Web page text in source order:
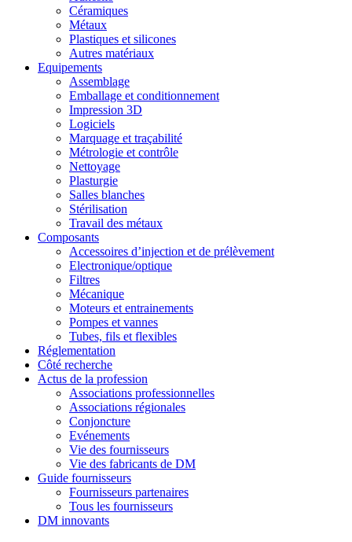
Céramiques
Métaux
Plastiques et silicones
Autres matériaux
Equipements
Assemblage
Emballage et conditionnement
Impression 3D
Logiciels
Marquage et traçabilité
Métrologie et contrôle
Nettoyage
Plasturgie
Salles blanches
Stérilisation
Travail des métaux
Composants
Accessoires d’injection et de prélèvement
Electronique/optique
Filtres
Mécanique
Moteurs et entrainements
Pompes et vannes
Tubes, fils et flexibles
Réglementation
Côté recherche
Actus de la profession
Associations professionnelles
Associations régionales
Conjoncture
Evénements
Vie des fournisseurs
Vie des fabricants de DM
Guide fournisseurs
Fournisseurs partenaires
Tous les fournisseurs
DM innovants